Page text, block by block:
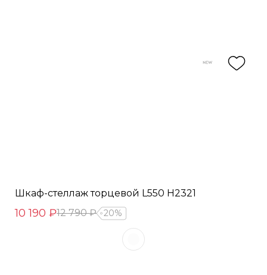
Шкаф-стеллаж торцевой L550 Н2321
10 190 ₽12 790 ₽ 20%